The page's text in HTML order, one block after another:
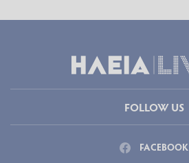
FOLLOW US
FACEBOOK